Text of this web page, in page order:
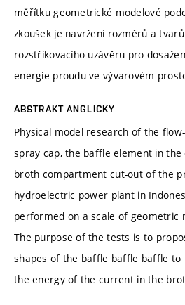
měřítku geometrické modelové
zkoušek je navržení rozměrů a
rozstřikovacího uzávěru pro
energie proudu ve vývarovém
ABSTRAKT ANGLICKY
Physical model research of the
spray cap, the baffle element in the
broth compartment cut-out of the
hydroelectric power plant in
performed on a scale of geometric
The purpose of the tests is to
shapes of the baffle baffle baffle to
the energy of the current in the